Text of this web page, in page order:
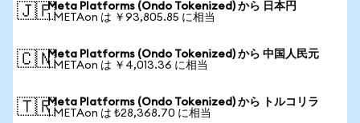
🇯🇵Meta Platforms (Ondo Tokenized) から 日本円
1 METAon は ￥93,805.85 に相当
🇨🇳Meta Platforms (Ondo Tokenized) から 中国人民元
1 METAon は ￥4,013.36 に相当
🇹🇷Meta Platforms (Ondo Tokenized) から トルコリラ
1 METAon は ₺28,368.70 に相当